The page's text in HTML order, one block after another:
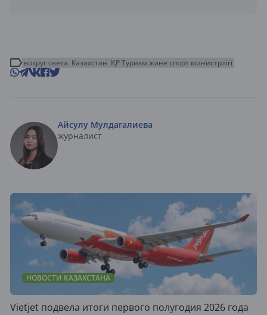
вокруг света Казахстан ҚР Туризм және спорт министрлігі
Айсулу Мулдагалиева
журналист
НОВОСТИ КАЗАХСТАНА
Vietjet подвела итоги первого полугодия 2026 года